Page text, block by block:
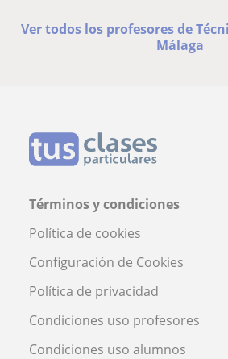
Ver todos los profesores de
Málaga
Términos y condiciones
Política de cookies
Configuración de Cookies
Política de privacidad
Condiciones uso profesores
Condiciones uso alumnos